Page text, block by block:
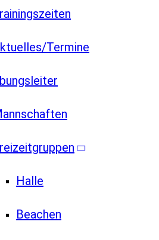
Termine
Halle
Beachen